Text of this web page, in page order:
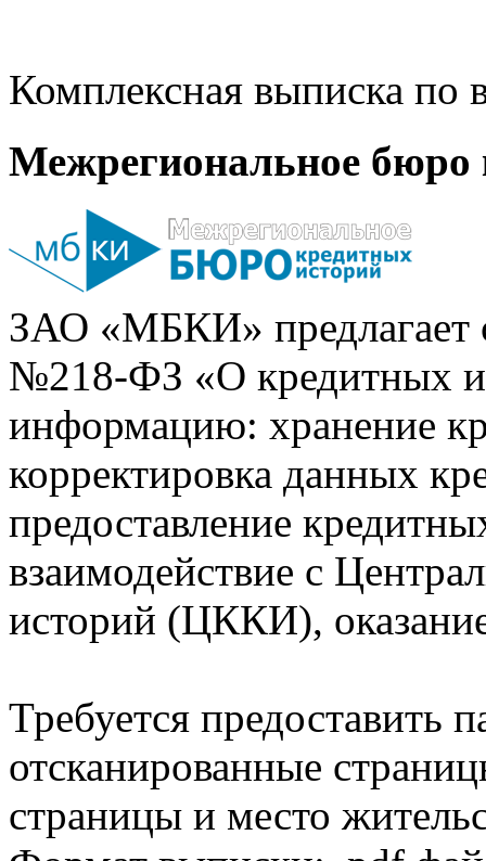
Комплексная выписка
Межрегиональное бюро
ЗАО «МБКИ» предлагает
№218-ФЗ «О кредитных
информацию: хранение
корректировка данных
предоставление
взаимодействие с
историй (ЦККИ),
Требуется предоставить
отсканированные
страницы и место